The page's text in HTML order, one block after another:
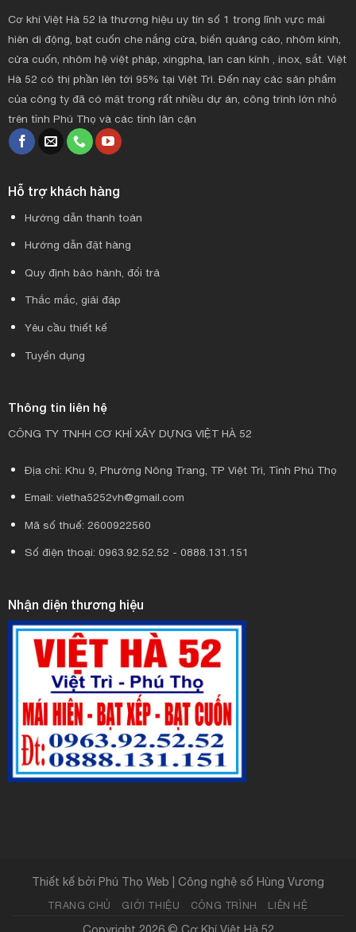
Cơ khí Việt Hà 52 là thương hiệu uy tín số 1 trong lĩnh vực mái
hiên di động, bạt cuốn che nắng cửa, biển quảng cáo, nhôm kính,
cửa cuốn, nhôm hệ việt pháp, xingpha, lan can kính , inox, sắt. Việt
Hà 52 có thị phần lên tới 95% tại Việt Trì. Đến nay các sản phẩm
của công ty đã có mặt trong rất nhiều dự án, công trình lớn nhỏ
trên tỉnh Phú Thọ và các tỉnh lân cận
Hỗ trợ khách hàng
Hướng dẫn thanh toán
Hướng dẫn đặt hàng
Quy định bảo hành, đổi trả
Thắc mắc, giải đáp
Yêu cầu thiết kế
Tuyển dụng
Thông tin liên hệ
CÔNG TY TNHH CƠ KHÍ XÂY DỰNG VIỆT HÀ 52
Địa chỉ: Khu 9, Phường Nông Trang, TP Việt Trì, Tỉnh Phú Thọ
Email: vietha5252vh@gmail.com
Mã số thuế: 2600922560
Số điện thoại: 0963.92.52.52 - 0888.131.151
Nhận diện thương hiệu
Thiết kế bởi Phú Thọ Web | Công nghệ số Hùng Vương
TRANG CHỦ GIỚI THIỆU CÔNG TRÌNH LIÊN HỆ